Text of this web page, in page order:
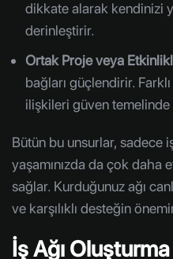
dikkate alarak kendinizi
derinleştirir.
Ortak Proje veya
bağları güçlendirir.
ilişkileri güven temelinde
Bütün bu unsurlar, sadece
yaşamınızda da çok daha
sağlar. Kurduğunuz ağı
ve karşılıklı desteğin
İş Ağı